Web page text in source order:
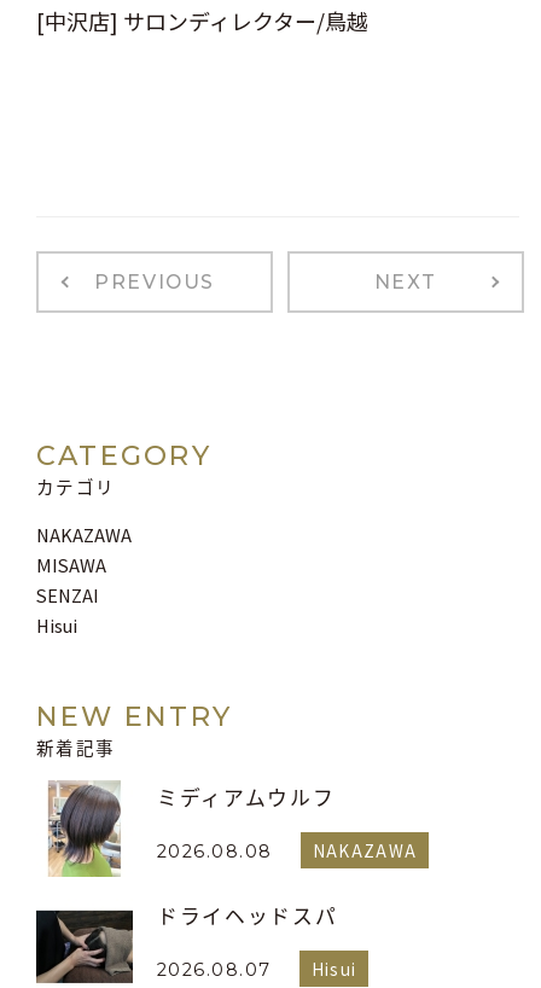
[中沢店] サロンディレクター/鳥越
PREVIOUS NEXT
CATEGORY
カテゴリ
NAKAZAWA
MISAWA
SENZAI
Hisui
NEW ENTRY
新着記事
ミディアムウルフ
2026.08.08 NAKAZAWA
ドライヘッドスパ
2026.08.07 Hisui